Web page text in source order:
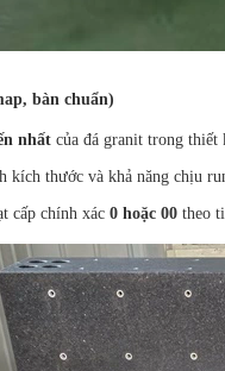
bàn chuẩn)
nhất của đá granit trong
kích thước và khả năng chịu
cấp chính xác 0 hoặc 00 theo